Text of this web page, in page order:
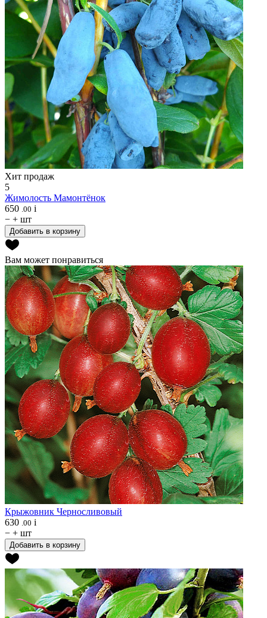
Хит продаж
5
Жимолость Мамонтёнок
650 .00 i
− + шт
Добавить в корзину
Вам может понравиться
Крыжовник Черносливовый
630 .00 i
− + шт
Добавить в корзину